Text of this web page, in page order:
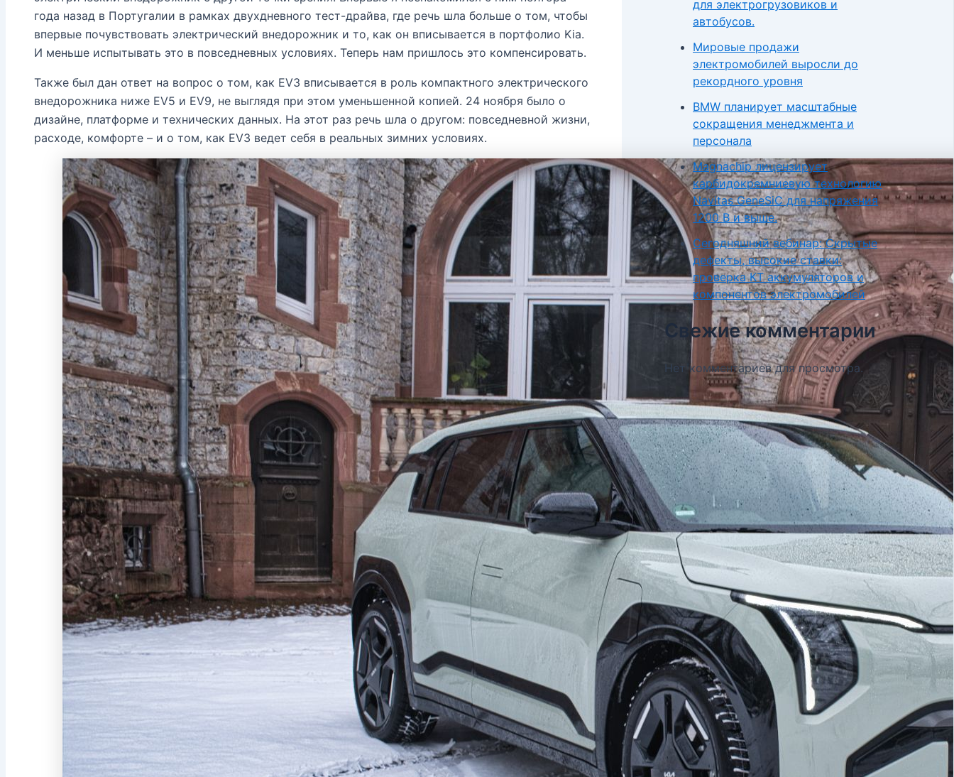
года назад в Португалии в рамках двухдневного тест-драйва, где речь шла больше о том, чтобы
впервые почувствовать электрический внедорожник и то, как он вписывается в портфолио Kia.
И меньше испытывать это в повседневных условиях. Теперь нам пришлось это компенсировать.
Также был дан ответ на вопрос о том, как EV3 вписывается в роль компактного электрического
внедорожника ниже EV5 и EV9, не выглядя при этом уменьшенной копией. 24 ноября было о
дизайне, платформе и технических данных. На этот раз речь шла о другом: повседневной жизни,
расходе, комфорте – и о том, как EV3 ведет себя в реальных зимних условиях.
для электрогрузовиков и
автобусов.
Мировые продажи
электромобилей выросли до
рекордного уровня
BMW планирует масштабные
сокращения менеджмента и
персонала
Magnachip лицензирует
карбидокремниевую технологию
Navitas GeneSiC для напряжения
1200 В и выше.
Сегодняшний вебинар: Скрытые
дефекты, высокие ставки:
проверка КТ аккумуляторов и
компонентов электромобилей
Свежие комментарии
Нет комментариев для просмотра.